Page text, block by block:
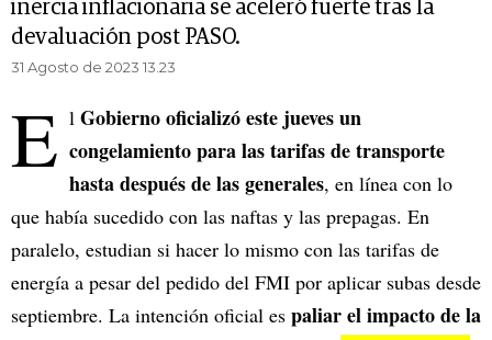
inercia inflacionaria se aceleró fuerte tras la
devaluación post PASO.
31 Agosto de 2023 13.23
E l Gobierno oficializó este jueves un
congelamiento para las tarifas de transporte
hasta después de las generales, en línea con lo
que había sucedido con las naftas y las prepagas. En
paralelo, estudian si hacer lo mismo con las tarifas de
energía a pesar del pedido del FMI por aplicar subas desde
septiembre. La intención oficial es paliar el impacto de la